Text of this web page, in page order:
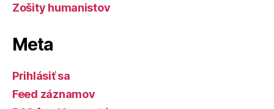
Zošity humanistov
Meta
Prihlásiť sa
Feed záznamov